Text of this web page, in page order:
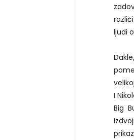
ljudi
I
Big